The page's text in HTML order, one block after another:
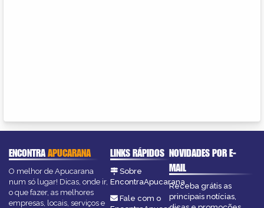
ENCONTRAAPUCARANA
O melhor de Apucarana
num só lugar! Dicas, onde ir,
o que fazer, as melhores
empresas, locais, serviços e
LINKS RÁPIDOS
Sobre
EncontraApucarana
Fale com o
NOVIDADES POR E-
MAIL
Receba grátis as
principais notícias,